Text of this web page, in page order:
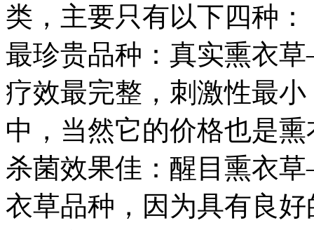
类，主要只有以下四种：
最珍贵品种：真实熏衣
疗效最完整，刺激性最
中，当然它的价格也是
杀菌效果佳：醒目熏衣
衣草品种，因为具有良